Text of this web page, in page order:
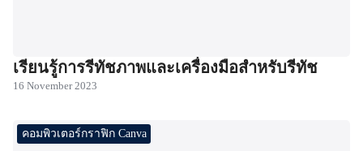
เรียนรู้การรีทัชภาพและเครื่องมือสำหรับรีทัช
16 November 2023
คอมพิวเตอร์กราฟิก Canva